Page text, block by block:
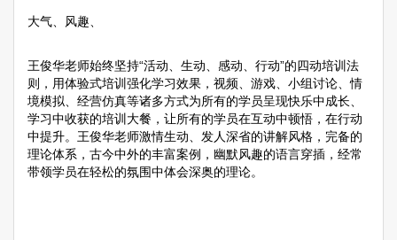
大气、风趣、
王俊华老师始终坚持“活动、生动、感动、行动”的四动培训法
则，用体验式培训强化学习效果，视频、游戏、小组讨论、情
境模拟、经营仿真等诸多方式为所有的学员呈现快乐中成长、
学习中收获的培训大餐，让所有的学员在互动中顿悟，在行动
中提升。王俊华老师激情生动、发人深省的讲解风格，完备的
理论体系，古今中外的丰富案例，幽默风趣的语言穿插，经常
带领学员在轻松的氛围中体会深奥的理论。